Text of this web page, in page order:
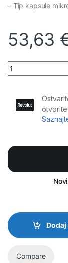
– Tip kapsule
53,63
BoomTone DJ -
Compare